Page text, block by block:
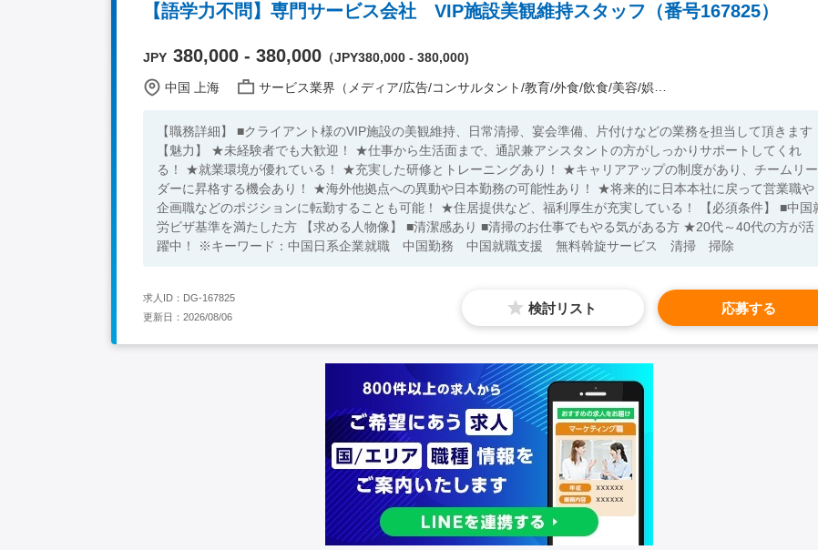
【語学力不問】専門サービス会社 VIP施設美観維持スタッフ（番号167825）
JPY 380,000 - 380,000 （JPY380,000 - 380,000)
中国 上海 サービス業界（メディア/広告/コンサルタント/教育/外食/飲食/美容/娯楽/士業 他）
【職務詳細】 ■クライアント様のVIP施設の美観維持、日常清掃、宴会準備、片付けなどの業務を担当して頂きます
【魅力】 ★未経験者でも大歓迎！ ★仕事から生活面まで、通訳兼アシスタントの方がしっかりサポートしてくれ
る！ ★就業環境が優れている！ ★充実した研修とトレーニングあり！ ★キャリアアップの制度があり、チームリー
ダーに昇格する機会あり！ ★海外他拠点への異動や日本勤務の可能性あり！ ★将来的に日本本社に戻って営業職や
企画職などのポジションに転勤することも可能！ ★住居提供など、福利厚生が充実している！ 【必須条件】 ■中国就
労ビザ基準を満たした方 【求める人物像】 ■清潔感あり ■清掃のお仕事でもやる気がある方 ★20代～40代の方が活
躍中！ ※キーワード：中国日系企業就職 中国勤務 中国就職支援 無料斡旋サービス 清掃 掃除
検討リスト 応募する
求人ID：DG-167825
更新日：2026/08/06